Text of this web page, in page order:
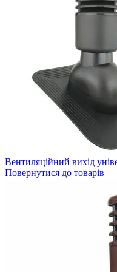
Вентиляційний вихід
Повернутися до товарів